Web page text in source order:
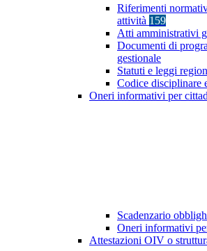
Riferimenti
attività 159
Atti amministrativi
Documenti di
gestionale
Statuti e leggi
Codice disciplinare
Oneri informativi per
Scadenzario
Oneri informativi
Attestazioni OIV o